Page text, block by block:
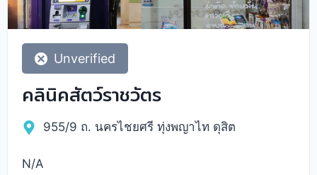
Unverified
คลินิคสัตว์ราชวัตร
955/9 ถ. นครไชยศรี ทุ่งพญาไท ดุสิต
N/A